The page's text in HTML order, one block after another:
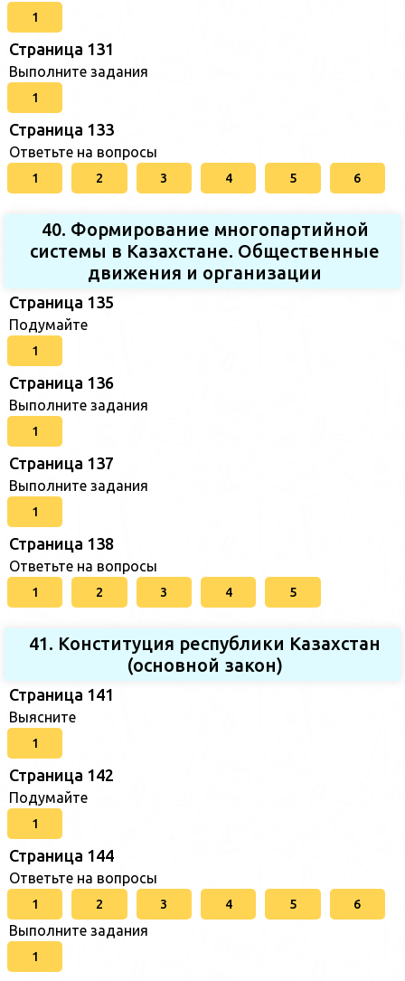
1
Страница 131
Выполните задания
1
Страница 133
Ответьте на вопросы
1 2 3 4 5 6
40. Формирование многопартийной
системы в Казахстане. Общественные
движения и организации
Страница 135
Подумайте
1
Страница 136
Выполните задания
1
Страница 137
Выполните задания
1
Страница 138
Ответьте на вопросы
1 2 3 4 5
41. Конституция республики Казахстан
(основной закон)
Страница 141
Выясните
1
Страница 142
Подумайте
1
Страница 144
Ответьте на вопросы
1 2 3 4 5 6
Выполните задания
1